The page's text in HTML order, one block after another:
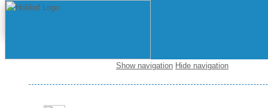
Show navigation Hide navigation